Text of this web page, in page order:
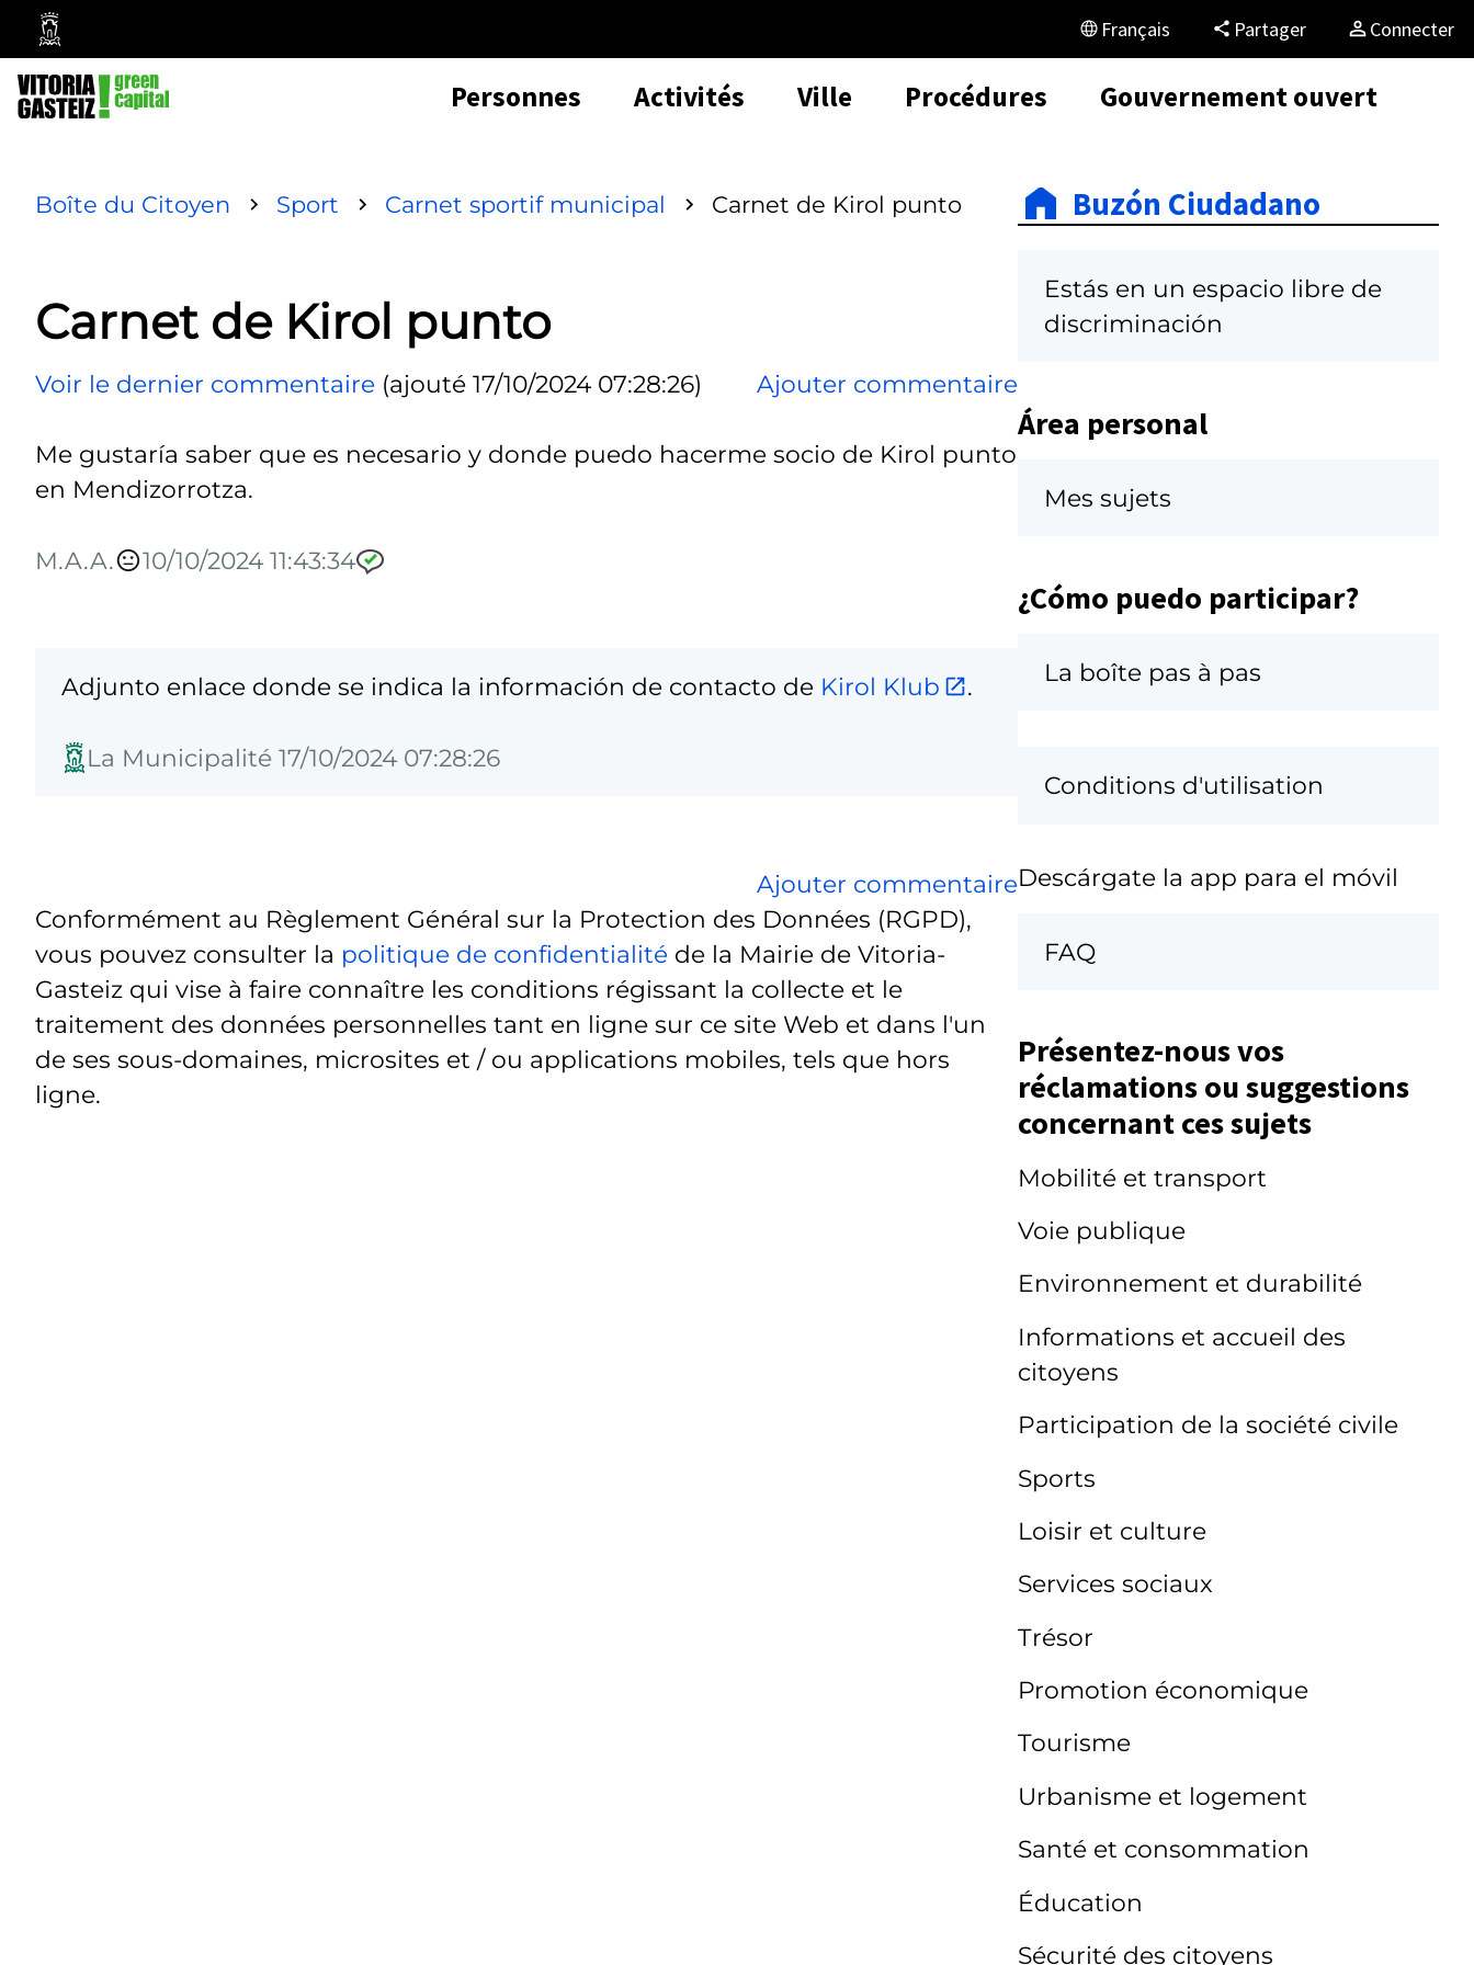
Mairie
de
Vitoria-
Gasteiz
Français Partager Connecter
Personnes Activités Ville Procédures Gouvernement ouvert
Boîte du Citoyen Sport Carnet sportif municipal Carnet de Kirol punto
Carnet de Kirol punto
Voir le dernier commentaire (ajouté 17/10/2024 07:28:26) Ajouter commentaire
Me gustaría saber que es necesario y donde puedo hacerme socio de Kirol punto
en Mendizorrotza.
M.A.A. 10/10/2024 11:43:34
Adjunto enlace donde se indica la información de contacto de Kirol Klub .
La Municipalité 17/10/2024 07:28:26
Ajouter commentaire
Conformément au Règlement Général sur la Protection des Données (RGPD),
vous pouvez consulter la politique de confidentialité de la Mairie de Vitoria-
Gasteiz qui vise à faire connaître les conditions régissant la collecte et le
traitement des données personnelles tant en ligne sur ce site Web et dans l'un
de ses sous-domaines, microsites et / ou applications mobiles, tels que hors
ligne.
Buzón Ciudadano
Estás en un espacio libre de
discriminación
Área personal
Mes sujets
¿Cómo puedo participar?
La boîte pas à pas
Conditions d'utilisation
Descárgate la app para el móvil
FAQ
Présentez-nous vos
réclamations ou suggestions
concernant ces sujets
Mobilité et transport
Voie publique
Environnement et durabilité
Informations et accueil des
citoyens
Participation de la société civile
Sports
Loisir et culture
Services sociaux
Trésor
Promotion économique
Tourisme
Urbanisme et logement
Santé et consommation
Éducation
Sécurité des citoyens